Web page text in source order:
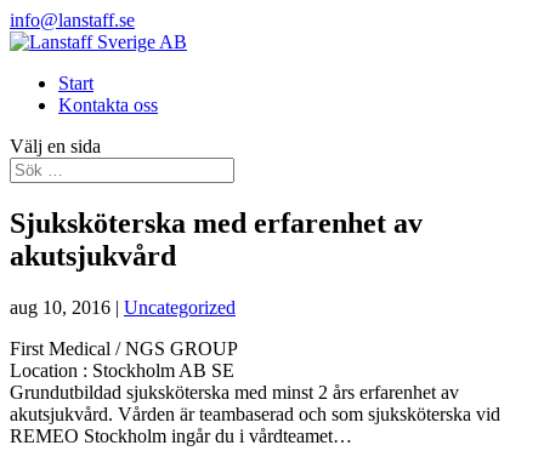
info@lanstaff.se
Start
Kontakta oss
Välj en sida
Sjuksköterska med erfarenhet av
akutsjukvård
aug 10, 2016 | Uncategorized
First Medical / NGS GROUP
Location : Stockholm AB SE
Grundutbildad sjuksköterska med minst 2 års erfarenhet av
akutsjukvård. Vården är teambaserad och som sjuksköterska vid
REMEO Stockholm ingår du i vårdteamet…